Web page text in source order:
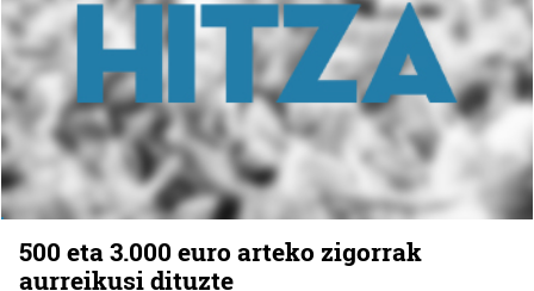
500 eta 3.000 euro arteko zigorrak
aurreikusi dituzte